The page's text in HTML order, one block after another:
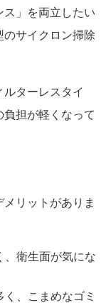
ス」を両立したい
のサイクロン掃除
ターレスタイ
担が軽くなって
リットがありま
、衛生面が気にな
、こまめなゴミ